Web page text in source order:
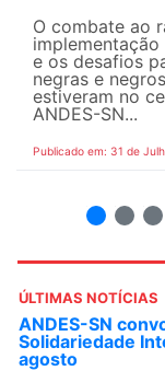
O combate ao
e os desafios
negras e
estiveram no
ANDES-SN...
Publicado em: 31 de
ÚLTIMAS NOTÍCIAS
ANDES-SN
Solidariedade
agosto